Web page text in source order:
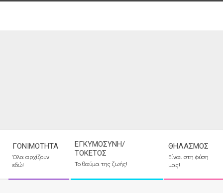
Navigation
Menu
ΓΟΝΙΜΌΤΗΤΑ
Όλα αρχίζουν
εδώ!
ΕΓΚΥΜΟΣΎΝΗ/
ΤΟΚΕΤΌΣ
Το θαύμα της ζωής!
ΘΗΛΑΣΜΌΣ
Είναι στη φύση
μας!